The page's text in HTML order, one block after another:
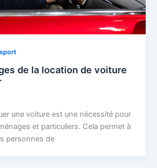
de la location de voiture
une voiture est une nécessité pour
et particuliers. Cela permet à
personnes de